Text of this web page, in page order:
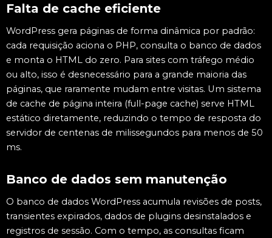
Falta de cache eficiente
WordPress gera páginas de forma dinâmica por padrão:
cada requisição aciona o PHP, consulta o banco de dados
e monta o HTML do zero. Para sites com tráfego médio
ou alto, isso é desnecessário para a grande maioria das
páginas, que raramente mudam entre visitas. Um sistema
de cache de página inteira (full-page cache) serve HTML
estático diretamente, reduzindo o tempo de resposta do
servidor de centenas de milissegundos para menos de 50
ms.
Banco de dados sem manutenção
O banco de dados WordPress acumula revisões de posts,
transientes expirados, dados de plugins desinstalados e
registros de sessão. Com o tempo, as consultas ficam